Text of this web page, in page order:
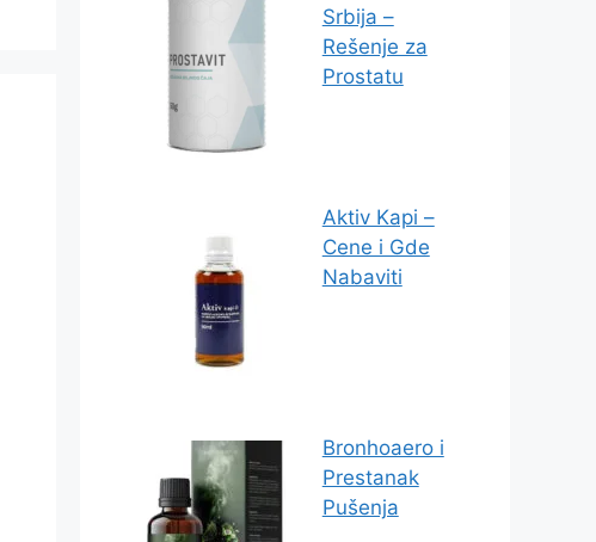
Srbija –
Rešenje za
Prostatu
Aktiv Kapi –
Cene i Gde
Nabaviti
Bronhoaero i
Prestanak
Pušenja